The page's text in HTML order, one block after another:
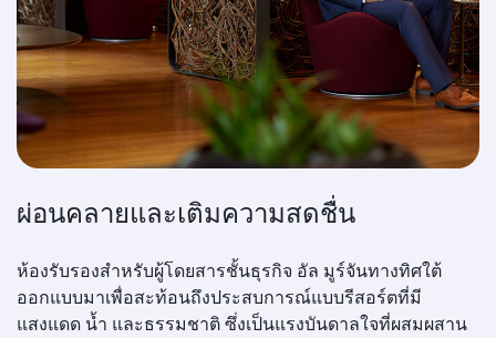
ผ่อนคลายและเติมความสดชื่น
ห้องรับรองสำหรับผู้โดยสารชั้นธุรกิจ อัล มูร์จันทางทิศใต้
ออกแบบมาเพื่อสะท้อนถึงประสบการณ์แบบรีสอร์ตที่มี
แสงแดด น้ำ และธรรมชาติ ซึ่งเป็นแรงบันดาลใจที่ผสมผสาน